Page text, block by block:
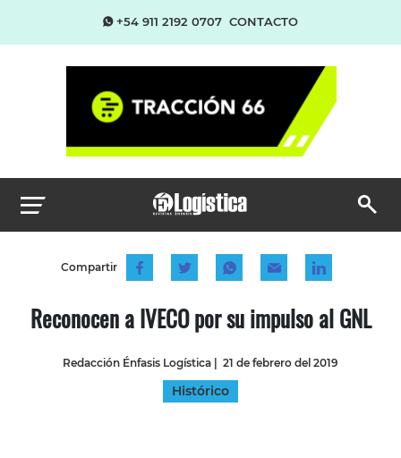
+54 911 2192 0707 CONTACTO
Compartir
Reconocen a IVECO por su impulso al GNL
Redacción Énfasis Logística | 21 de febrero del 2019
Histórico